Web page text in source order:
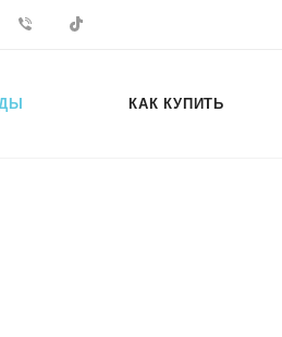
КАК КУПИТЬ